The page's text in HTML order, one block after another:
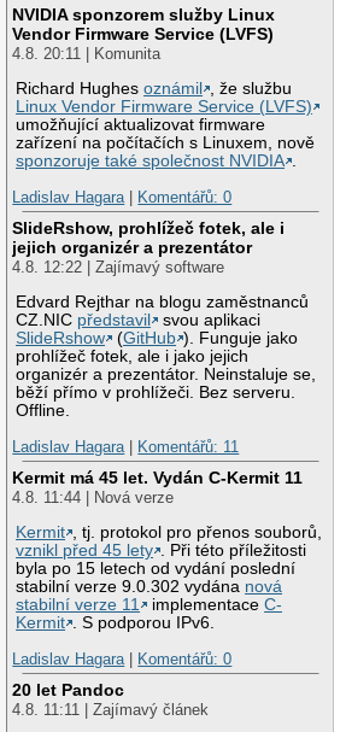
NVIDIA sponzorem služby Linux
Vendor Firmware Service (LVFS)
4.8. 20:11 | Komunita
Richard Hughesoznámil
, že službu
Linux Vendor Firmware Service (LVFS)
umožňující aktualizovat firmware
zařízení na počítačích s Linuxem, nově
sponzoruje také společnost NVIDIA .
Ladislav Hagara | Komentářů: 0
SlideRshow, prohlížeč fotek, ale i
jejich organizér a prezentátor
4.8. 12:22 | Zajímavý software
Edvard Rejthar na blogu zaměstnanců
CZ.NIC představil
svou aplikaci
SlideRshow
(GitHub ). Funguje jako
prohlížeč fotek, ale i jako jejich
organizér a prezentátor. Neinstaluje se,
běží přímo v prohlížeči. Bez serveru.
Offline.
Ladislav Hagara | Komentářů: 11
Kermit má 45 let. Vydán C-Kermit 11
4.8. 11:44 | Nová verze
Kermit , tj. protokol pro přenos souborů,
vznikl před 45 lety . Při této příležitosti
byla po 15 letech od vydání poslední
stabilní verze 9.0.302 vydána nová
stabilní verze 11
implementaceC-
Kermit . S podporou IPv6.
Ladislav Hagara | Komentářů: 0
20 let Pandoc
4.8. 11:11 | Zajímavý článek